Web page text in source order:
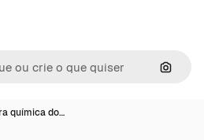
química do…